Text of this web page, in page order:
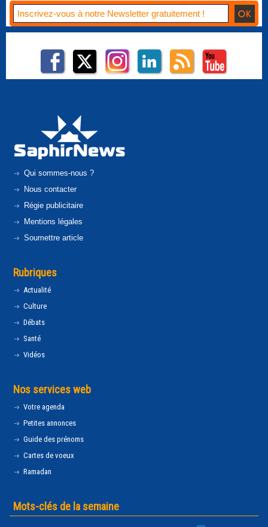
Qui sommes-nous ?
Nous contacter
Régie publicitaire
Mentions légales
Soumettre article
Rubriques
Actualité
Culture
Débats
Santé
Vidéos
Nos services web
Votre agenda
Petites annonces
Guide des prénoms
Cartes de voeux
Ramadan
Mots-clés de la semaine